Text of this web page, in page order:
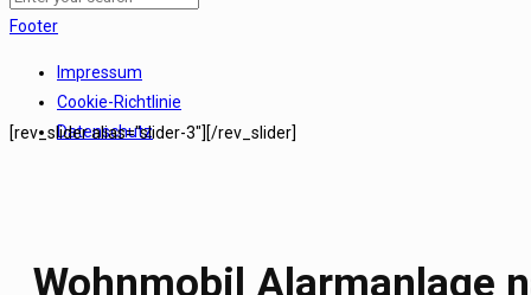
Footer
Impressum
Cookie-Richtlinie
Datenschutz
[rev_slider alias="slider-3"][/rev_slider]
Wohnmobil Alarmanlage